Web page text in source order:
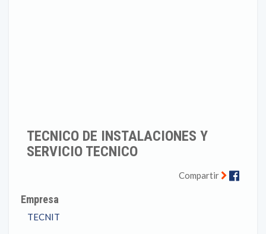
TECNICO DE INSTALACIONES Y
SERVICIO TECNICO
Compartir
Empresa
TECNIT